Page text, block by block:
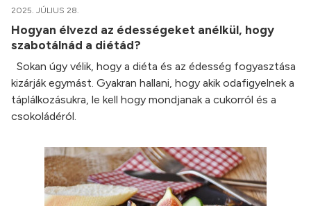
2025. JÚLIUS 28.
Hogyan élvezd az édességeket anélkül, hogy
szabotálnád a diétád?
Sokan úgy vélik, hogy a diéta és az édesség fogyasztása
kizárják egymást. Gyakran hallani, hogy akik odafigyelnek a
táplálkozásukra, le kell hogy mondjanak a cukorról és a
csokoládéról.